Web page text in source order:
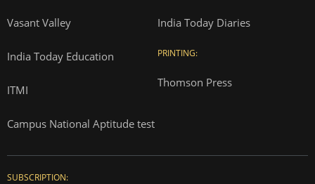
Vasant Valley
India Today Education
ITMI
Campus National Aptitude test
India Today Diaries
PRINTING:
Thomson Press
SUBSCRIPTION: